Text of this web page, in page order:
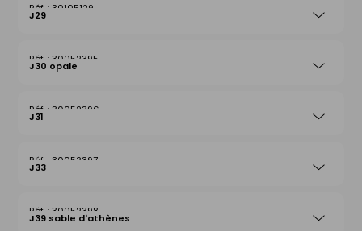
30105129
J29
30052395
J30 opale
30052396
J31
30052397
J33
30052398
J39 sable d'athènes